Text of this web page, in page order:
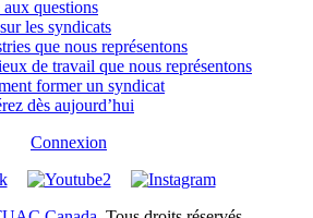
questions
les syndicats
que nous représentons
de travail que nous représentons
former un syndicat
dès aujourd’hui
Connexion